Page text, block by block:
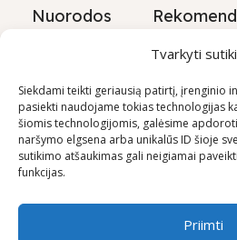
Tvarkyti
Siekdami teikti geriausią patirtį, įrenginio
pasiekti naudojame tokias technologijas
šiomis technologijomis, galėsime
naršymo elgsena arba unikalūs ID šioje
sutikimo atšaukimas gali neigiamai
funkcijas.
Priimti
Nuorodos
Prekių
pirkimo –
pardavimo
taisyklės
Prekių
pristatymo